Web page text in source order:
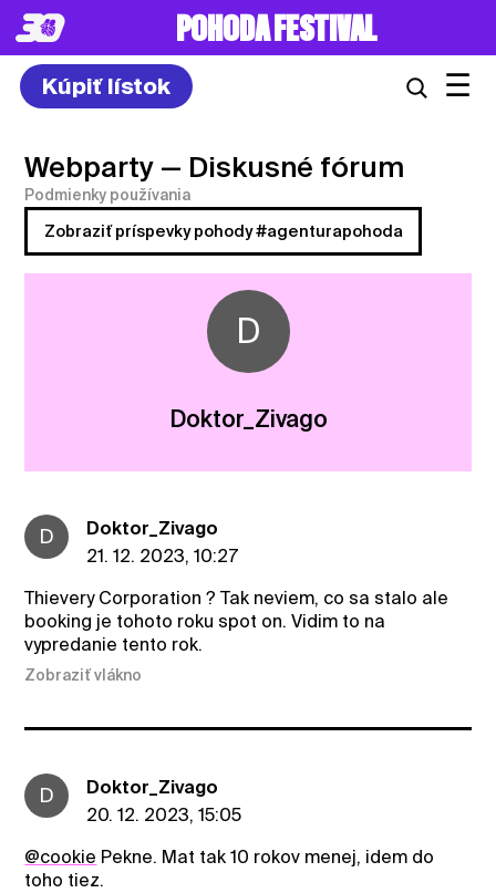
POHODA FESTIVAL
Kúpiť lístok ☰
Webparty — Diskusné fórum
Podmienky používania
Zobraziť príspevky pohody #agenturapohoda
D
Doktor_Zivago
D
Doktor_Zivago
21. 12. 2023, 10:27
Thievery Corporation ? Tak neviem, co sa stalo ale
booking je tohoto roku spot on. Vidim to na
vypredanie tento rok.
Zobraziť vlákno
D
Doktor_Zivago
20. 12. 2023, 15:05
@cookie Pekne. Mat tak 10 rokov menej, idem do
toho tiez.